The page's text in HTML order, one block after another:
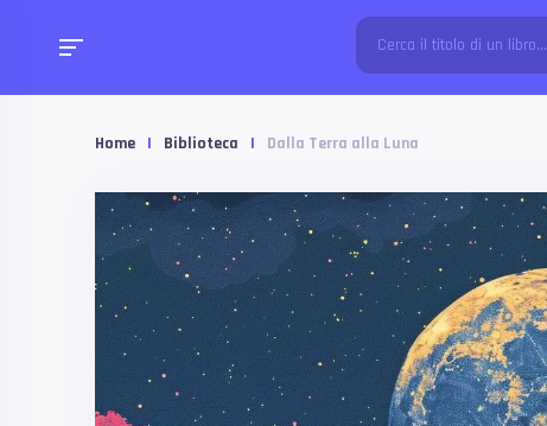
Home | Biblioteca | Dalla Terra alla Luna